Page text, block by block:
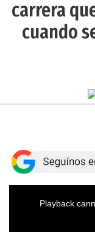
carrera
cuando